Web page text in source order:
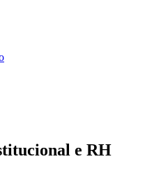
e RH